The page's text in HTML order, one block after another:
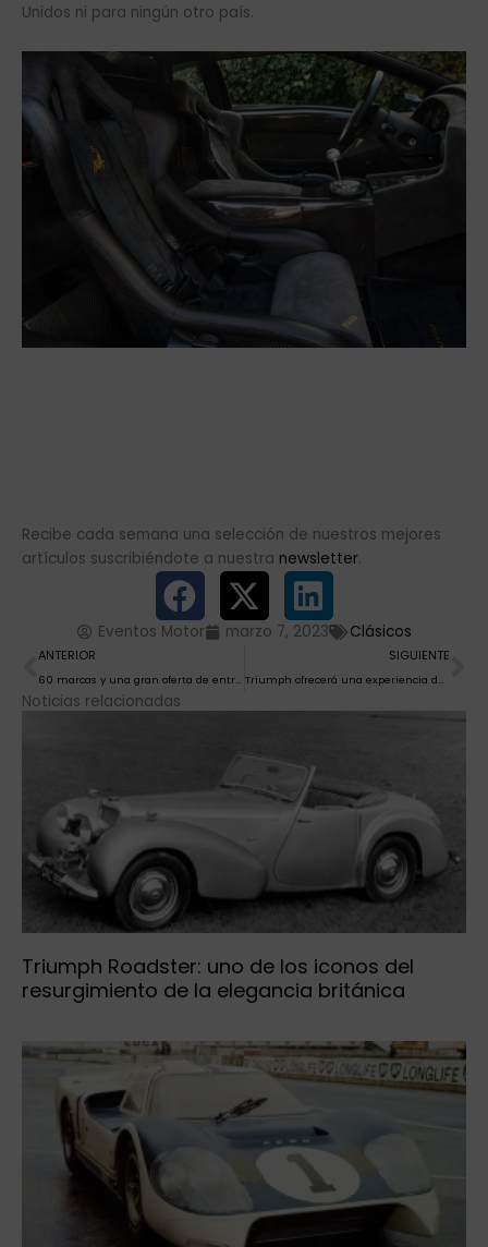
Unidos ni para ningún otro país.
Recibe cada semana una selección de nuestros mejores
artículos suscribiéndote a nuestra newsletter.
Eventos Motor marzo 7, 2023 Clásicos
Ant
ANTERIOR
60 marcas y una gran oferta de entretenimiento en el Salón del automóvil y la motocicleta de Vigo 2023
SIGUIENTE
Triumph ofrecerá una experiencia de conducción única en MOMA 2023
Noticias relacionadas
Triumph Roadster: uno de los iconos del
resurgimiento de la elegancia británica